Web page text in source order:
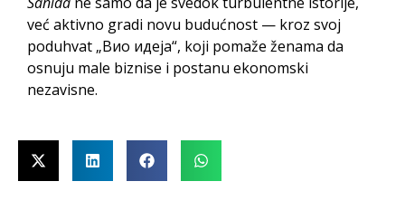
već aktivno gradi novu budućnost — kroz svoj
poduhvat „Bио идеја“, koji pomaže ženama da
osnuju male biznise i postanu ekonomski
nezavisne.